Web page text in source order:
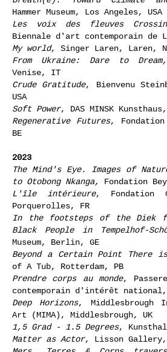
Hammer Museum, Los Angeles, USA
Les voix des fleuves
Biennale d'art contemporain de
My world, Singer Laren, Laren,
From Ukraine: Dare to
Venise, IT
Crude Gratitude, Bienvenu
USA
Soft Power, DAS MINSK
Regenerative Futures,
BE
2023
The Mind's Eye. Images of
to Otobong Nkanga, Fondation
L'île intérieure, Fondation
Porquerolles, FR
In the footsteps of the Diek
Black People in Tempelhof-
Museum, Berlin, GE
Beyond a Certain Point There
of A Tub, Rotterdam, PB
Prendre corps au monde,
contemporain d'intérêt
Deep Horizons, Middlesbrough
Art (MIMA), Middlesbrough, UK
1,5 Grad - 1.5 Degrees,
Matter as Actor, Lisson Gallery,